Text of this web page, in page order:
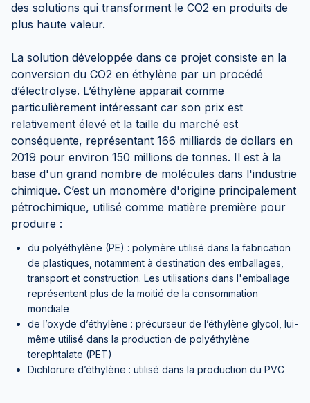
des solutions qui transforment le CO2 en produits de
plus haute valeur.
La solution développée dans ce projet consiste en la
conversion du CO2 en éthylène par un procédé
d’électrolyse. L’éthylène apparait comme
particulièrement intéressant car son prix est
relativement élevé et la taille du marché est
conséquente, représentant 166 milliards de dollars en
2019 pour environ 150 millions de tonnes. Il est à la
base d'un grand nombre de molécules dans l'industrie
chimique. C’est un monomère d'origine principalement
pétrochimique, utilisé comme matière première pour
produire :
du polyéthylène (PE) : polymère utilisé dans la fabrication
de plastiques, notamment à destination des emballages,
transport et construction. Les utilisations dans l'emballage
représentent plus de la moitié de la consommation
mondiale
de l’oxyde d’éthylène : précurseur de l’éthylène glycol, lui-
même utilisé dans la production de polyéthylène
terephtalate (PET)
Dichlorure d’éthylène : utilisé dans la production du PVC